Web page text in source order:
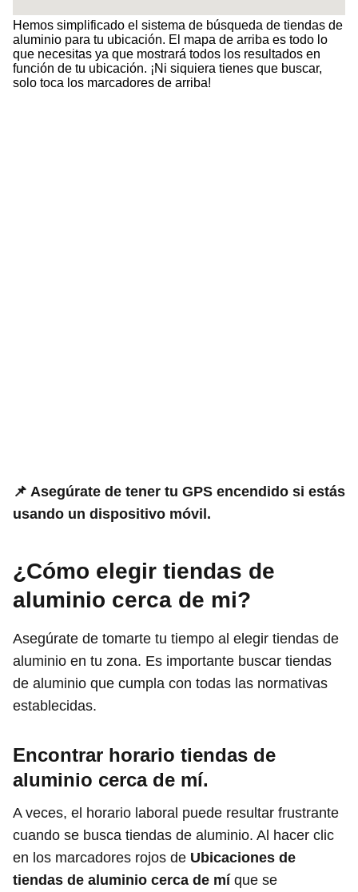
Hemos simplificado el sistema de búsqueda de tiendas de
aluminio para tu ubicación. El mapa de arriba es todo lo
que necesitas ya que mostrará todos los resultados en
función de tu ubicación. ¡Ni siquiera tienes que buscar,
solo toca los marcadores de arriba!
📌 Asegúrate de tener tu GPS encendido si estás
usando un dispositivo móvil.
¿Cómo elegir tiendas de
aluminio cerca de mi?
Asegúrate de tomarte tu tiempo al elegir tiendas de
aluminio en tu zona. Es importante buscar tiendas
de aluminio que cumpla con todas las normativas
establecidas.
Encontrar horario tiendas de
aluminio cerca de mí.
A veces, el horario laboral puede resultar frustrante
cuando se busca tiendas de aluminio. Al hacer clic
en los marcadores rojos de Ubicaciones de
tiendas de aluminio cerca de mí que se